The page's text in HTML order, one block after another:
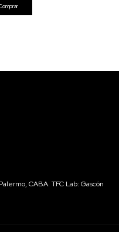
CABA. TFC Lab: Gascón